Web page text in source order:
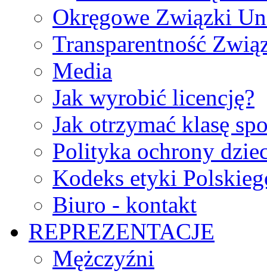
Okręgowe Związki
Transparentność
Media
Jak wyrobić licencję?
Jak otrzymać klasę
Polityka ochrony
Kodeks etyki
Biuro - kontakt
REPREZENTACJE
Mężczyźni